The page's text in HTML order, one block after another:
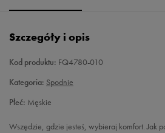
Szczegóły i opis
Kod produktu: FQ4780-010
Kategoria: Spodnie
Płeć: Męskie
Wszędzie, gdzie jesteś, wybieraj komfort. Jak